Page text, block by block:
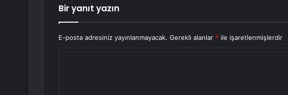
Bir yanıt yazın
E-posta adresiniz yayınlanmayacak. Gerekli alanlar * ile işaretlenmişlerdir